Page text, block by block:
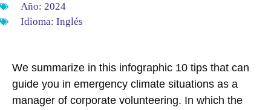
Año: 2024
Idioma: Inglés
We summarize in this infographic 10 tips that can
guide you in emergency climate situations as a
manager of corporate volunteering. In which the